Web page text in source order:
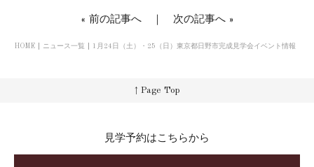
« 前の記事へ｜ 次の記事へ»
HOME ニュース一覧 1月24日（土）・25（日）東京都日野市完成見学会イベント情報
↑ Page Top
見学予約はこちらから